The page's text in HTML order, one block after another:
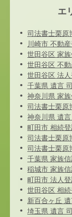
エ
司法書士栗原
川崎市 不動
世田谷区 家
世田谷区 不
世田谷区 法
千葉県 遺言
神奈川県 家
司法書士栗原
神奈川県 遺
町田市 相続
司法書士栗原
司法書士栗原
千葉県 家族
稲城市 家族
町田市 法人
世田谷区 相
新百合ヶ丘
埼玉県 遺言